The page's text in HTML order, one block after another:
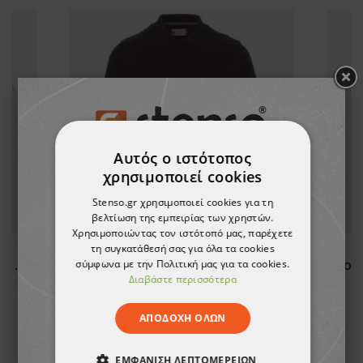
Κοντομάνικη μπλούζα PAYPER SUNSET MELANGE Μπλουζάκι πόλο PAYPER VENICE BLACK
-10%
11,06 €
Αυτός ο ιστότοπος
χρησιμοποιεί cookies
Stenso.gr χρησιμοποιεί cookies για τη
βελτίωση της εμπειρίας των χρηστών.
Χρησιμοποιώντας τον ιστότοπό μας, παρέχετε
τη συγκατάθεσή σας για όλα τα cookies
σύμφωνα με την Πολιτική μας για τα cookies.
Διαβάστε περισσότερα
ΑΠΟΔΟΧΉ ΌΛΩΝ
ΕΜΦΆΝΙΣΗ ΛΕΠΤΟΜΕΡΕΙΏΝ